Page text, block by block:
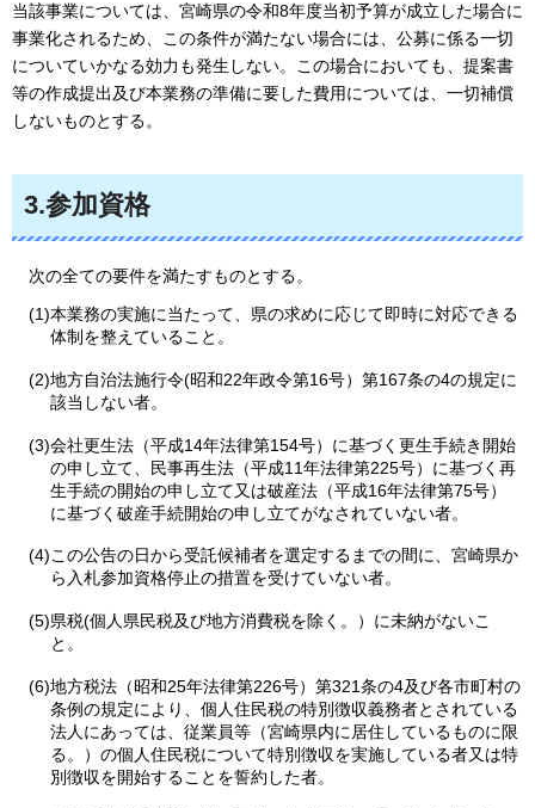
当該事業については、宮崎県の令和8年度当初予算が成立した場合に
事業化されるため、この条件が満たない場合には、公募に係る一切
についていかなる効力も発生しない。この場合においても、提案書
等の作成提出及び本業務の準備に要した費用については、一切補償
しないものとする。
3.参加資格
次の全ての要件を満たすものとする。
(1)本業務の実施に当たって、県の求めに応じて即時に対応できる
体制を整えていること。
(2)地方自治法施行令(昭和22年政令第16号）第167条の4の規定に
該当しない者。
(3)会社更生法（平成14年法律第154号）に基づく更生手続き開始
の申し立て、民事再生法（平成11年法律第225号）に基づく再
生手続の開始の申し立て又は破産法（平成16年法律第75号）
に基づく破産手続開始の申し立てがなされていない者。
(4)この公告の日から受託候補者を選定するまでの間に、宮崎県か
ら入札参加資格停止の措置を受けていない者。
(5)県税(個人県民税及び地方消費税を除く。）に未納がないこ
と。
(6)地方税法（昭和25年法律第226号）第321条の4及び各市町村の
条例の規定により、個人住民税の特別徴収義務者とされている
法人にあっては、従業員等（宮崎県内に居住しているものに限
る。）の個人住民税について特別徴収を実施している者又は特
別徴収を開始することを誓約した者。